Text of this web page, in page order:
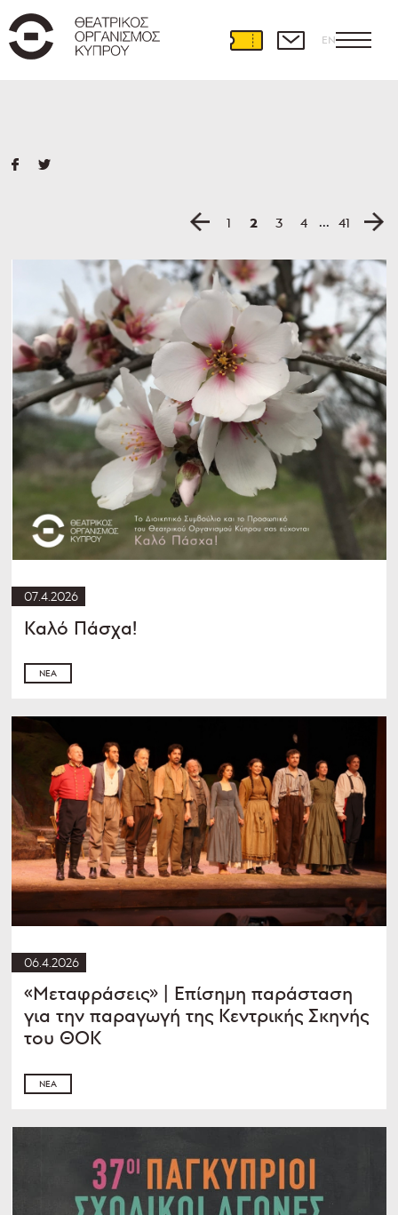
EN
1 2 3 4 ... 41
07.4.2026
Καλό Πάσχα!
ΝΈΑ
06.4.2026
«Μεταφράσεις» | Επίσημη παράσταση
για την παραγωγή της Κεντρικής Σκηνής
του ΘΟΚ
ΝΈΑ